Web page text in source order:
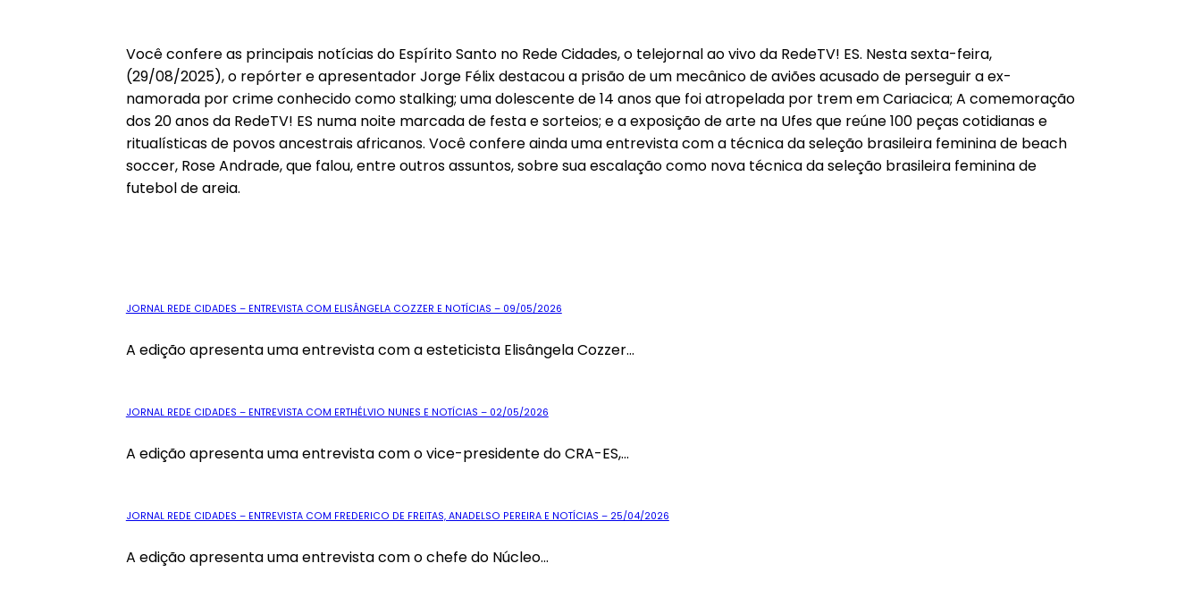
Você confere as principais notícias do Espírito Santo no Rede Cidades, o telejornal ao vivo da RedeTV! ES. Nesta sexta-feira,
(29/08/2025), o repórter e apresentador Jorge Félix destacou a prisão de um mecânico de aviões acusado de perseguir a ex-
namorada por crime conhecido como stalking; uma dolescente de 14 anos que foi atropelada por trem em Cariacica; A comemoração
dos 20 anos da RedeTV! ES numa noite marcada de festa e sorteios; e a exposição de arte na Ufes que reúne 100 peças cotidianas e
ritualísticas de povos ancestrais africanos. Você confere ainda uma entrevista com a técnica da seleção brasileira feminina de beach
soccer, Rose Andrade, que falou, entre outros assuntos, sobre sua escalação como nova técnica da seleção brasileira feminina de
futebol de areia.
JORNAL REDE CIDADES – ENTREVISTA COM ELISÂNGELA COZZER E NOTÍCIAS – 09/05/2026
A edição apresenta uma entrevista com a esteticista Elisângela Cozzer...
JORNAL REDE CIDADES – ENTREVISTA COM ERTHÉLVIO NUNES E NOTÍCIAS – 02/05/2026
A edição apresenta uma entrevista com o vice-presidente do CRA-ES,...
JORNAL REDE CIDADES – ENTREVISTA COM FREDERICO DE FREITAS, ANADELSO PEREIRA E NOTÍCIAS – 25/04/2026
A edição apresenta uma entrevista com o chefe do Núcleo...